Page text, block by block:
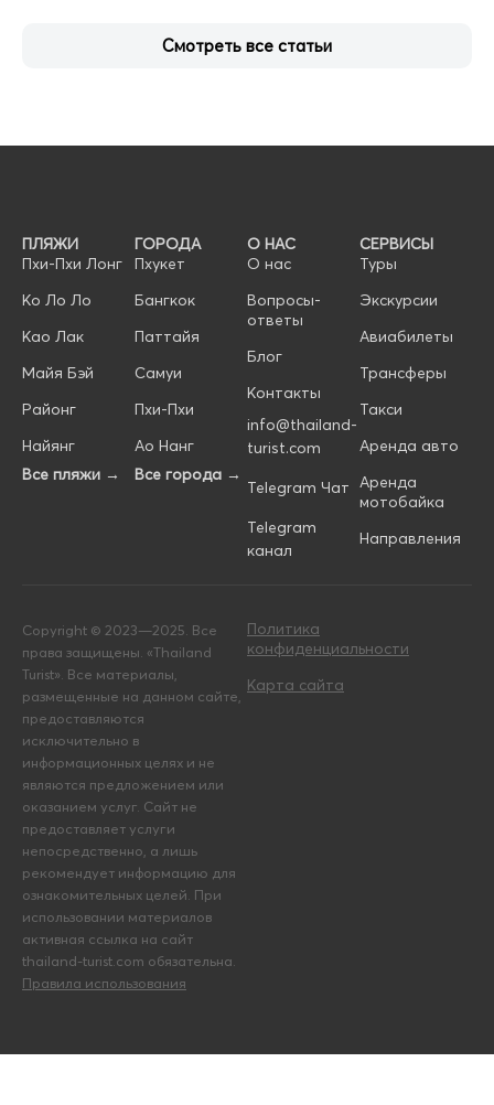
Смотреть все статьи
ПЛЯЖИ
Пхи-Пхи Лонг
Ко Ло Ло
Као Лак
Майя Бэй
Районг
Найянг
Все пляжи →
ГОРОДА
Пхукет
Бангкок
Паттайя
Самуи
Пхи-Пхи
Ао Нанг
Все города →
О НАС
О нас
Вопросы-
ответы
Блог
Контакты
info@thailand-
turist.com
Telegram Чат
Telegram
канал
СЕРВИСЫ
Туры
Экскурсии
Авиабилеты
Трансферы
Такси
Аренда авто
Аренда
мотобайка
Направления
Copyright © 2023—2025. Все
права защищены. «Thailand
Turist». Все материалы,
размещенные на данном сайте,
предоставляются
исключительно в
информационных целях и не
являются предложением или
оказанием услуг. Сайт не
предоставляет услуги
непосредственно, а лишь
рекомендует информацию для
ознакомительных целей. При
использовании материалов
активная ссылка на сайт
thailand-turist.com обязательна.
Правила использования
Политика
конфиденциальности
Карта сайта